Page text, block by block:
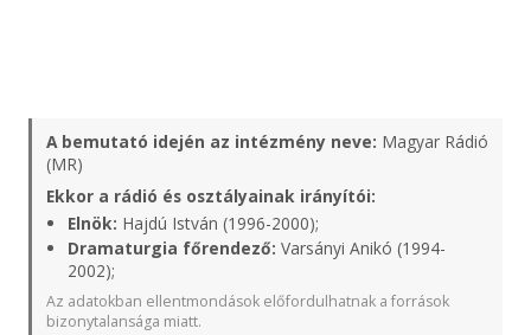
A bemutató idején az intézmény neve: Magyar Rádió
(MR)
Ekkor a rádió és osztályainak irányítói:
Elnök: Hajdú István (1996-2000);
Dramaturgia főrendező: Varsányi Anikó (1994-
2002);
Az adatokban ellentmondások előfordulhatnak a források
bizonytalansága miatt.